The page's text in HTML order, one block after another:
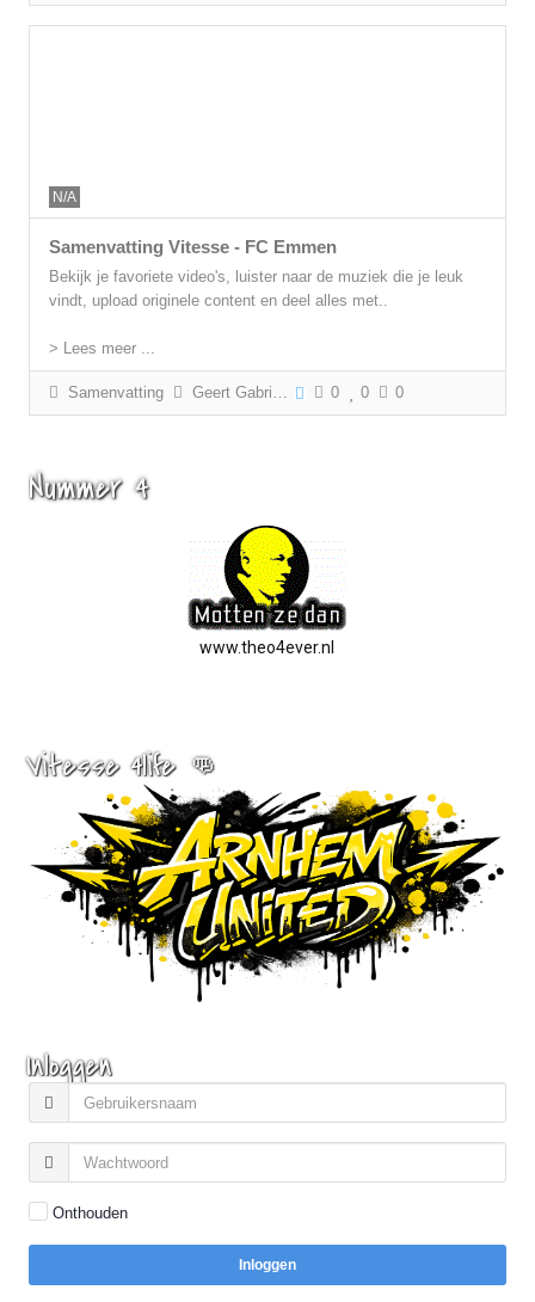
N/A
Samenvatting Vitesse - FC Emmen
Bekijk je favoriete video's, luister naar de muziek die je leuk
vindt, upload originele content en deel alles met..
> Lees meer ...
Samenvatting Geert Gabriëls 0 0 0
Nummer 4
www.theo4ever.nl
Vitesse 4life 👊
Inloggen
Onthouden
Inloggen